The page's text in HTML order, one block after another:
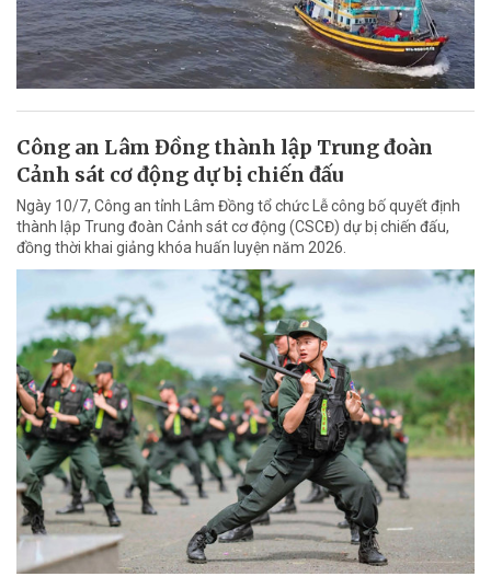
Công an Lâm Đồng thành lập Trung đoàn
Cảnh sát cơ động dự bị chiến đấu
Ngày 10/7, Công an tỉnh Lâm Đồng tổ chức Lễ công bố quyết định
thành lập Trung đoàn Cảnh sát cơ động (CSCĐ) dự bị chiến đấu,
đồng thời khai giảng khóa huấn luyện năm 2026.